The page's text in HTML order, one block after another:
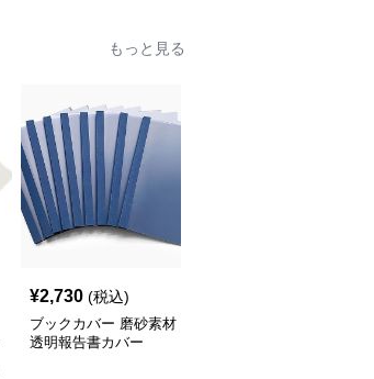
もっと見る
¥2,730 (税込)
ブックカバー 磨砂素材
透明報告書カバー